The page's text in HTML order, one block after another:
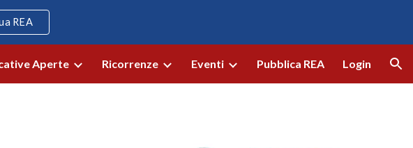
Skip to navigation
REA
Aperte Ricorrenze Eventi Pubblica REA Login